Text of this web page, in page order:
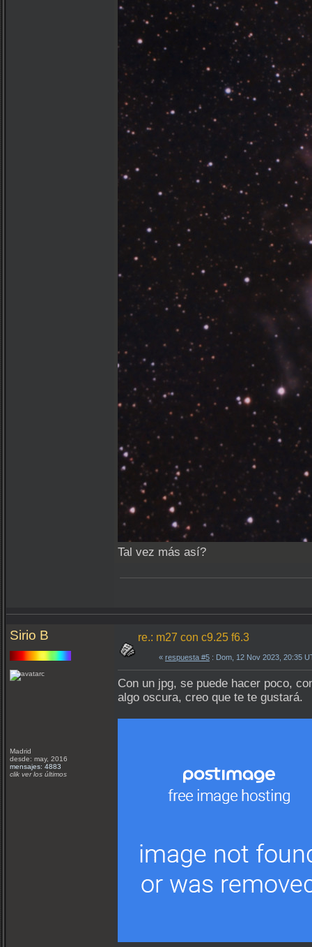
Tal vez más así?
Sirio B
Madrid
desde: may, 2016
mensajes: 4883
clik ver los últimos
re.: m27 con c9.25 f6.3
« respuesta #5 : Dom, 12 Nov 2023, 20:35
Con un jpg, se puede hacer poco,
algo oscura, creo que te te gustará.